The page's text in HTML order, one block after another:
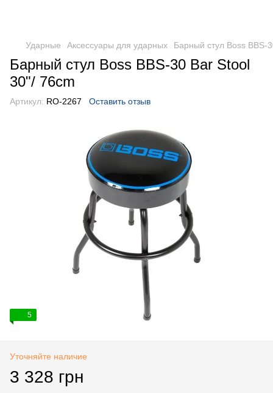
Ударные Аксессуары для ударных Барный стул Boss BBS-
Барный стул Boss BBS-30 Bar Stool
30"/ 76cm
Артикул: RO-2267 Оставить отзыв
5
Уточняйте наличие
3 328 грн